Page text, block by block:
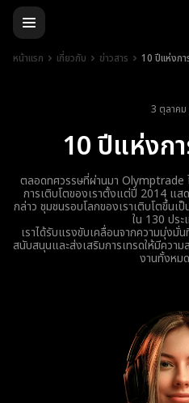
หน้าแรก เกี่ยวกับ ข่าวสาร 10 ปีแห่งกา
3 ตุลาค
10 ปีแห่งก
ตลอดทศวรรษที่ผ่านมา Olymptrade
การเติบโตของเราตั้งแต่ปี 2014 แ
กล่าว ชุมชนรอบโลกของเราเติบโตขึ้น
ใน 130 ประ
เราได้รับแรงขับเคลื่อนจากความมุ่งมั่
สนับสนุนและส่งเสริมการเทรดให้มีความ
งานทั้งหม